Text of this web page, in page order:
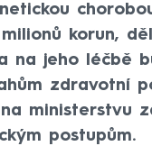
korun,
na jeho léčbě
zdravotní
ministerstvu
postupům.